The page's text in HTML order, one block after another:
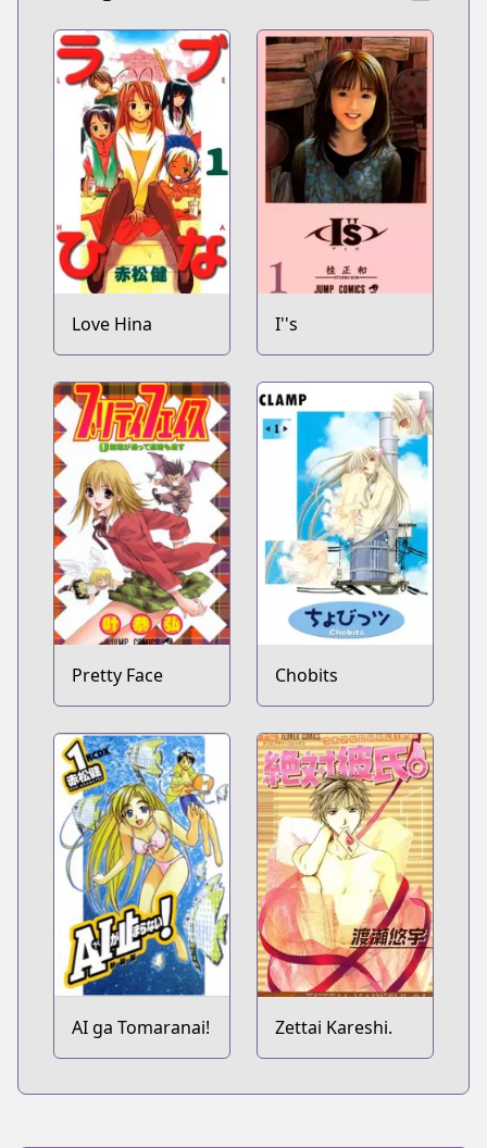
Love Hina I''s
Pretty Face Chobits
AI ga Tomaranai! Zettai Kareshi.